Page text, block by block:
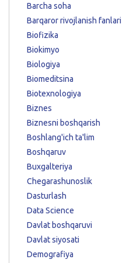
Barcha soha
Barqaror rivojlanish fanlari
Biofizika
Biokimyo
Biologiya
Biomeditsina
Biotexnologiya
Biznes
Biznesni boshqarish
Boshlang'ich ta'lim
Boshqaruv
Buxgalteriya
Chegarashunoslik
Dasturlash
Data Science
Davlat boshqaruvi
Davlat siyosati
Demografiya